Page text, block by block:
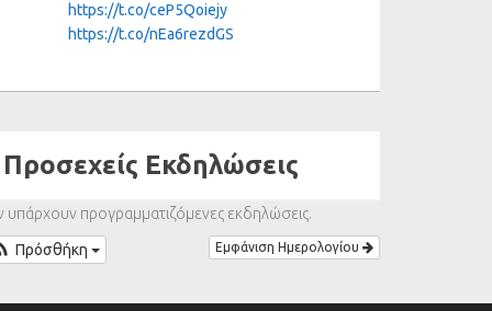
https://t.co/ceP5Qoiejy
https://t.co/nEa6rezdGS
Προσεχείς Εκδηλώσεις
υπάρχουν προγραμματιζόμενες εκδηλώσεις.
Εμφάνιση Ημερολογίου
Πρόσθήκη